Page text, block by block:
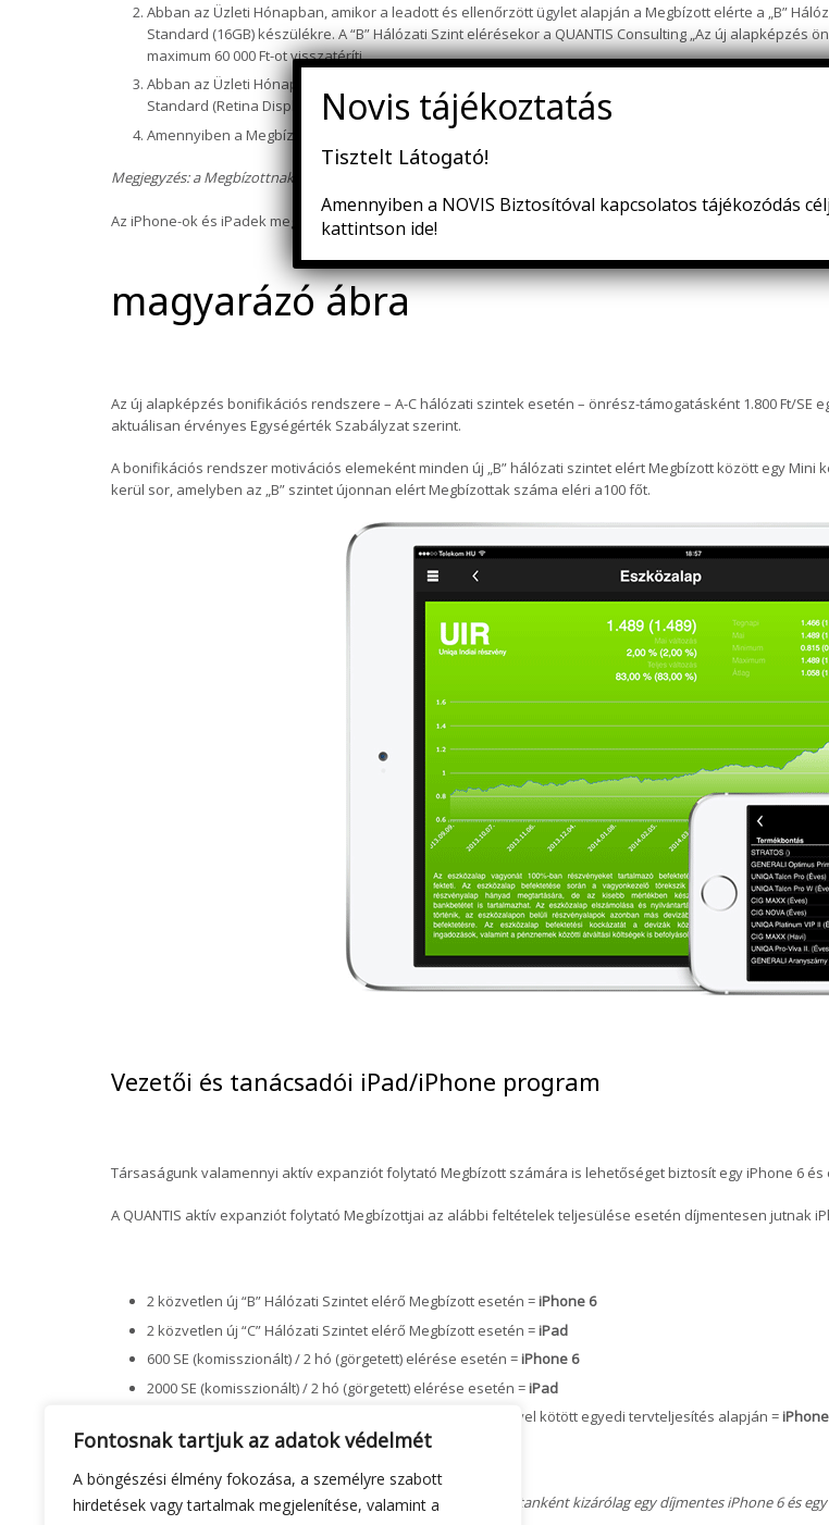
Fontosnak tartjuk az adatok védelmét
A böngészési élmény fokozása, a személyre szabott
hirdetések vagy tartalmak megjelenítése, valamint a
Abban az Üzleti Hónapban, amikor a leadott és ellenőrzött ügylet alapján a Megbízott elérte a „B”
Standard (16GB) készülékre. A “B” Hálózati Szint elérésekor a QUANTIS Consulting „Az új
maximum 60 000 Ft-ot visszatéríti.
Abban az Üzleti Hónapban, amikor a leadott és ellenőrzött ügylet alapján a Megbízott elérte a „C”
Standard (Retina Display, Air, WiFi+LTE, 16GB) készülékre.
Amennyiben a Megbízott már rendelkezik iPaddel (ld. 1-es pont), a korábban megfizetett 50%
Megjegyzés: a Megbízottnak lehetősége nyílik arra, hogy a QUANTIS Standardtól eltérő készüléket
Az iPhone-ok és iPadek megszerzésére vonatkozó jogosultság lehetőségeit a mellékelt ábra szemlélteti:
magyarázó ábra
Az új alapképzés bonifikációs rendszere – A-C hálózati szintek esetén – önrész-támogatásként 1.800 Ft/
aktuálisan érvényes Egységérték Szabályzat szerint.
A bonifikációs rendszer motivációs elemeként minden új „B” hálózati szintet elért Megbízott között egy
kerül sor, amelyben az „B” szintet újonnan elért Megbízottak száma eléri a100 főt.
Vezetői és tanácsadói iPad/iPhone program
Társaságunk valamennyi aktív expanziót folytató Megbízott számára is lehetőséget biztosít egy iPhone 6
A QUANTIS aktív expanziót folytató Megbízottjai az alábbi feltételek teljesülése esetén díjmentesen jutnak
2 közvetlen új “B” Hálózati Szintet elérő Megbízott esetén =iPhone 6
2 közvetlen új “C” Hálózati Szintet elérő Megbízott esetén =iPad
600 SE (komisszionált) / 2 hó (görgetett) elérése esetén =iPhone 6
2000 SE (komisszionált) / 2 hó (görgetett) elérése esetén =iPad
“E” Hálózati Szinttől a Társaság az értékesítés-szervezővel kötött egyedi tervteljesítés alapján =
Megjegyzés: a bonifikációs rendszer szabályai alapján Megbízottanként kizárólag egy díjmentes iPhone 6 és
Tisztelt Látogató!
Amennyiben a NOVIS Biztosítóval kapcsolatos tájékozódás
kattintson ide!